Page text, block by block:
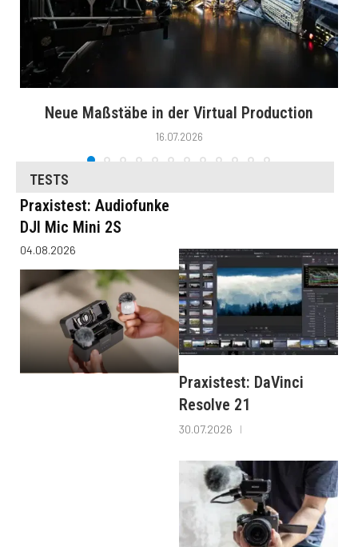
Neue Maßstäbe in der Virtual Production
16.07.2026
TESTS
Praxistest: Audiofunke
DJI Mic Mini 2S
04.08.2026
Praxistest: DaVinci
Resolve 21
30.07.2026